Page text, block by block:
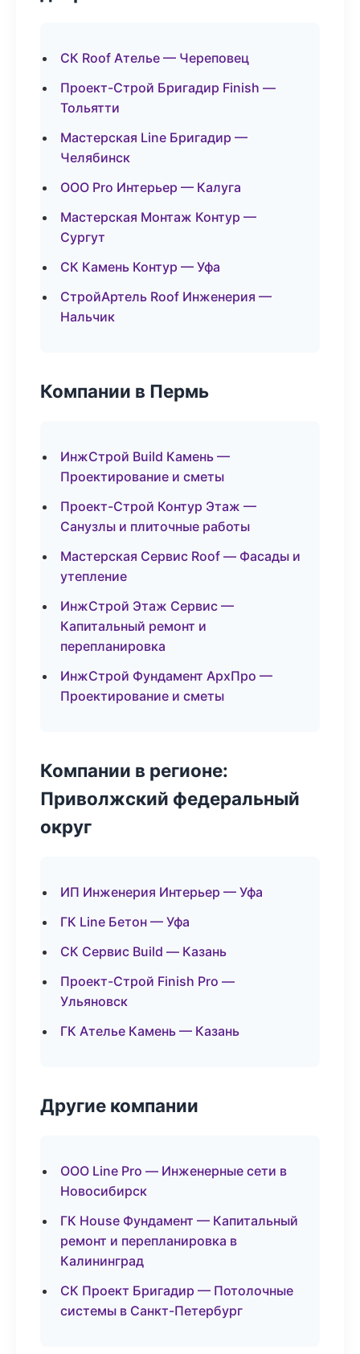
СК Roof Ателье — Череповец
Проект-Строй Бригадир Finish —
Тольятти
Мастерская Line Бригадир —
Челябинск
ООО Pro Интерьер — Калуга
Мастерская Монтаж Контур —
Сургут
СК Камень Контур — Уфа
СтройАртель Roof Инженерия —
Нальчик
Компании в Пермь
ИнжСтрой Build Камень —
Проектирование и сметы
Проект-Строй Контур Этаж —
Санузлы и плиточные работы
Мастерская Сервис Roof — Фасады и
утепление
ИнжСтрой Этаж Сервис —
Капитальный ремонт и
перепланировка
ИнжСтрой Фундамент АрхПро —
Проектирование и сметы
Компании в регионе:
Приволжский федеральный
округ
ИП Инженерия Интерьер — Уфа
ГК Line Бетон — Уфа
СК Сервис Build — Казань
Проект-Строй Finish Pro —
Ульяновск
ГК Ателье Камень — Казань
Другие компании
ООО Line Pro — Инженерные сети в
Новосибирск
ГК House Фундамент — Капитальный
ремонт и перепланировка в
Калининград
СК Проект Бригадир — Потолочные
системы в Санкт-Петербург